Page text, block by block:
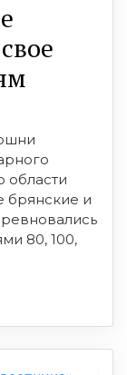
области
брянские и
80, 100,